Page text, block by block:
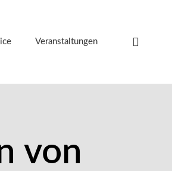
Veranstaltungen
von